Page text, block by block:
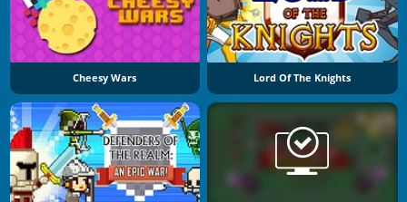
Cheesy Wars Lord Of The Knights